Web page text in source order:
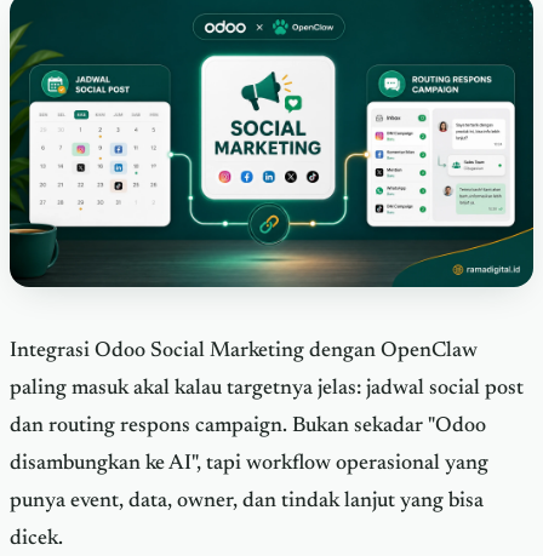
Integrasi Odoo Social Marketing dengan OpenClaw
paling masuk akal kalau targetnya jelas: jadwal social post
dan routing respons campaign. Bukan sekadar "Odoo
disambungkan ke AI", tapi workflow operasional yang
punya event, data, owner, dan tindak lanjut yang bisa
dicek.